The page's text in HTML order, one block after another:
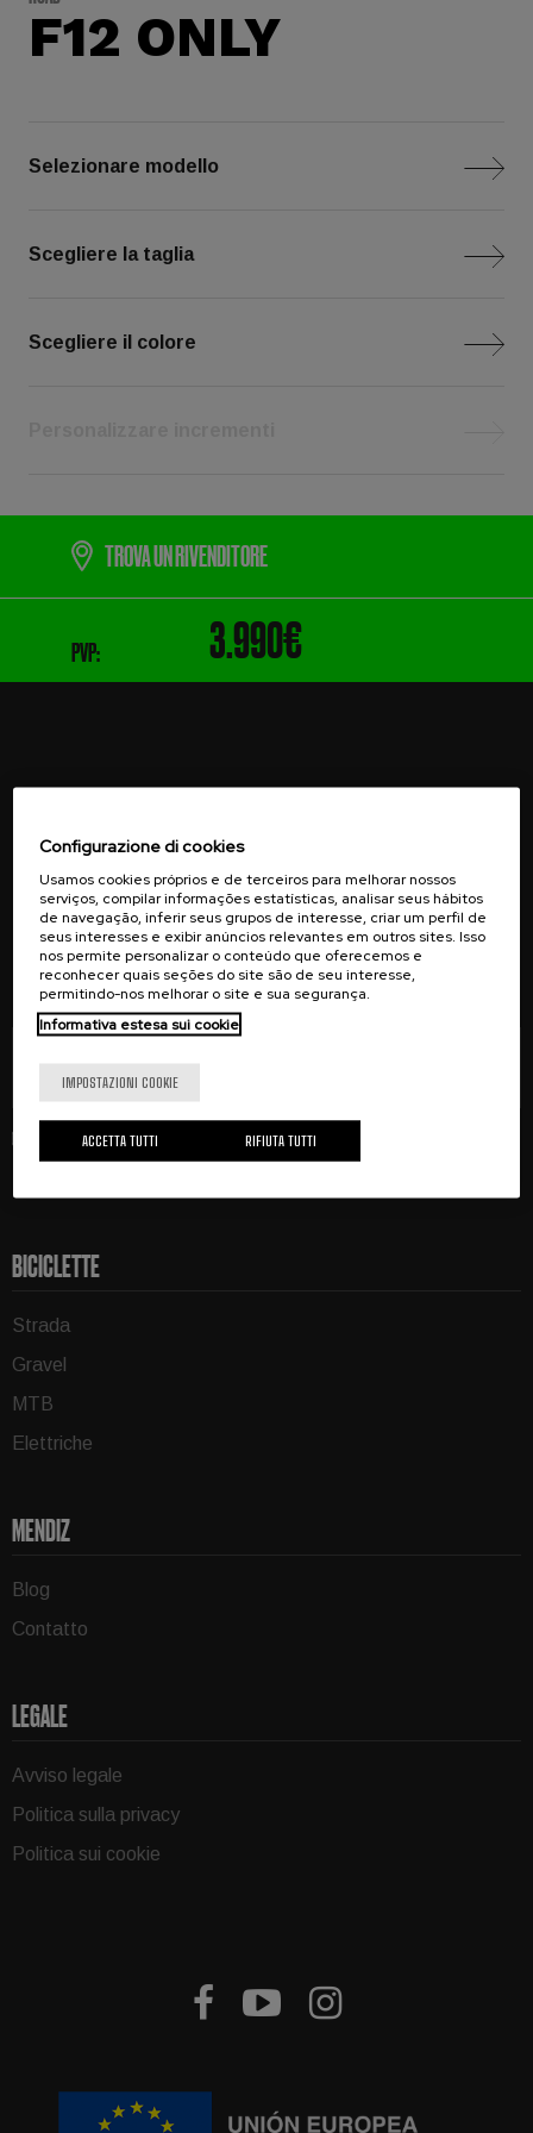
F12 ONLY
Selezionare modello
Scegliere la taglia
Scegliere il colore
TROVA UN RIVENDITORE
PVP: 3.990€
VOGLIO ISCRIVERMI
Ricevi offerte speciali, notizie esclusive sui prodotti e
informazioni sugli eventi nella tua email.
BICICLETTE
Strada
Gravel
MTB
Elettriche
MENDIZ
Blog
Contatto
LEGALE
Avviso legale
Politica sulla privacy
Politica sui cookie
  
Configurazione di cookies
Usamos cookies próprios e de terceiros para melhorar nossos
serviços, compilar informações estatísticas, analisar seus hábitos
de navegação, inferir seus grupos de interesse, criar um perfil de
seus interesses e exibir anúncios relevantes em outros sites. Isso
nos permite personalizar o conteúdo que oferecemos e
reconhecer quais seções do site são de seu interesse,
permitindo-nos melhorar o site e sua segurança.
Informativa estesa sui cookie
IMPOSTAZIONI COOKIE
RIFIUTA TUTTI
ACCETTA TUTTI